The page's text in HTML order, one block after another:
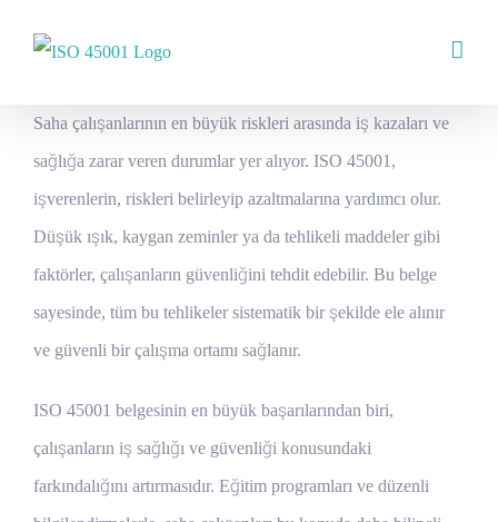
Saha çalışanlarının en büyük riskleri arasında iş kazaları ve
sağlığa zarar veren durumlar yer alıyor. ISO 45001,
işverenlerin, riskleri belirleyip azaltmalarına yardımcı olur.
Düşük ışık, kaygan zeminler ya da tehlikeli maddeler gibi
faktörler, çalışanların güvenliğini tehdit edebilir. Bu belge
sayesinde, tüm bu tehlikeler sistematik bir şekilde ele alınır
ve güvenli bir çalışma ortamı sağlanır.
ISO 45001 belgesinin en büyük başarılarından biri,
çalışanların iş sağlığı ve güvenliği konusundaki
farkındalığını artırmasıdır. Eğitim programları ve düzenli